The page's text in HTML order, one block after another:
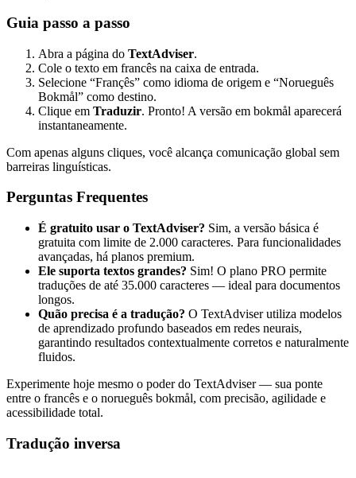
Guia passo a passo
Abra a página do TextAdviser.
Cole o texto em francês na caixa de entrada.
Selecione “Françês” como idioma de origem e “Norueguês
Bokmål” como destino.
Clique em Traduzir. Pronto! A versão em bokmål aparecerá
instantaneamente.
Com apenas alguns cliques, você alcança comunicação global sem
barreiras linguísticas.
Perguntas Frequentes
É gratuito usar o TextAdviser? Sim, a versão básica é
gratuita com limite de 2.000 caracteres. Para funcionalidades
avançadas, há planos premium.
Ele suporta textos grandes? Sim! O plano PRO permite
traduções de até 35.000 caracteres — ideal para documentos
longos.
Quão precisa é a tradução? O TextAdviser utiliza modelos
de aprendizado profundo baseados em redes neurais,
garantindo resultados contextualmente corretos e naturalmente
fluidos.
Experimente hoje mesmo o poder do TextAdviser — sua ponte
entre o francês e o norueguês bokmål, com precisão, agilidade e
acessibilidade total.
Tradução inversa